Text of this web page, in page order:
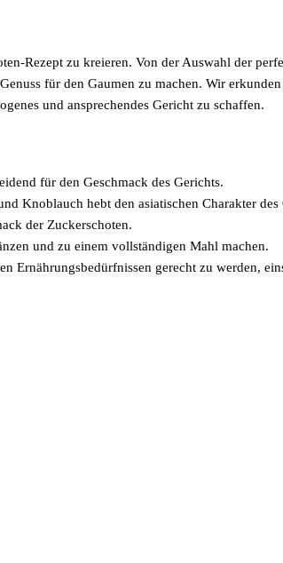
Rezept zu kreieren. Von der Auswahl der
für den Gaumen zu machen. Wir
und ansprechendes Gericht zu schaffen.
für den Geschmack des Gerichts.
Knoblauch hebt den asiatischen Charakter des
der Zuckerschoten.
und zu einem vollständigen Mahl machen.
Ernährungsbedürfnissen gerecht zu werden,